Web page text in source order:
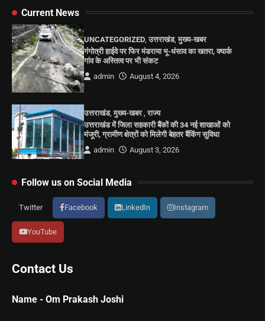
Current News
UNCATEGORIZED,उत्तराखंड,मुख्य-खबर
गंगोत्री हाईवे पर फिर मंडराया भू-धंसाव का खतरा, क्यार्क
गांव के अस्तित्व पर भी संकट
admin
August 4, 2026
उत्तराखंड,मुख्य-खबर ,राज्य
उत्तराखंड में जिला सहकारी बैंकों की 34 नई शाखाओं को
मंजूरी, ग्रामीण क्षेत्रों को मिलेगी बेहतर बैंकिंग सुविधा
admin
August 3, 2026
Follow us on Social Media
Twitter Facebook LinkedIn Instagram
YouTube
Contact Us
Name - Om Prakash Joshi